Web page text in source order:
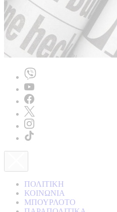
ΠΟΛΙΤΙΚΗ
ΚΟΙΝΩΝΙΑ
ΜΠΟΥΡΛΟΤΟ